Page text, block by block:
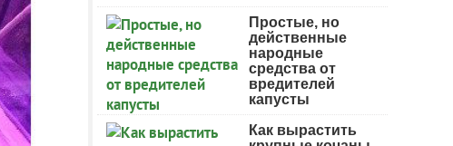
Простые, но
действенные
народные
средства от
вредителей
капусты
Как вырастить